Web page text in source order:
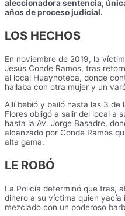
aleccionadora sentencia,
años de proceso judicial.
LOS HECHOS
En noviembre de 2019, la
Jesús Conde Ramos, tras
al local Huaynoteca, donde
hallaba con otra mujer y un
Allí bebió y bailó hasta las 3 de
Flores obligó a salir del local a
hasta la Av. Jorge Basadre,
alcanzado por Conde Ramos
alta gama.
LE ROBÓ
La Policía determinó que tras,
dinero a su víctima quien
mezclado con un poderoso